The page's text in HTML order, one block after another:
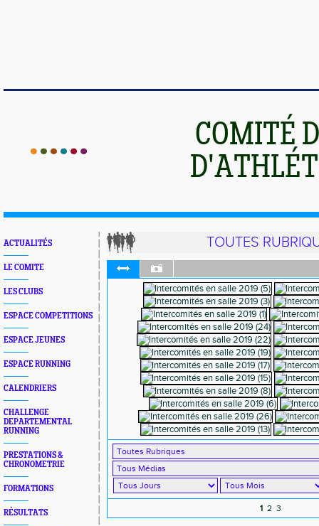
COMITÉ
ACTUALITÉS
LE COMITE
LES CLUBS
ESPACE COMPETITIONS
ESPACE JEUNES
ESPACE RUNNING
CALENDRIERS
CHALLENGE
DEPARTEMENTAL
RUNNING
PRESTATIONS &
CHRONOMETRIE
FORMATIONS
RÉSULTATS
TOUTES
1 2 3